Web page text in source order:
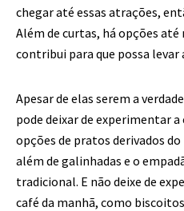
chegar até essas atrações,
Além de curtas, há opções
contribui para que possa levar
Apesar de elas serem a
pode deixar de experimentar
opções de pratos derivados
além de galinhadas e o
tradicional. E não deixe de
café da manhã, como